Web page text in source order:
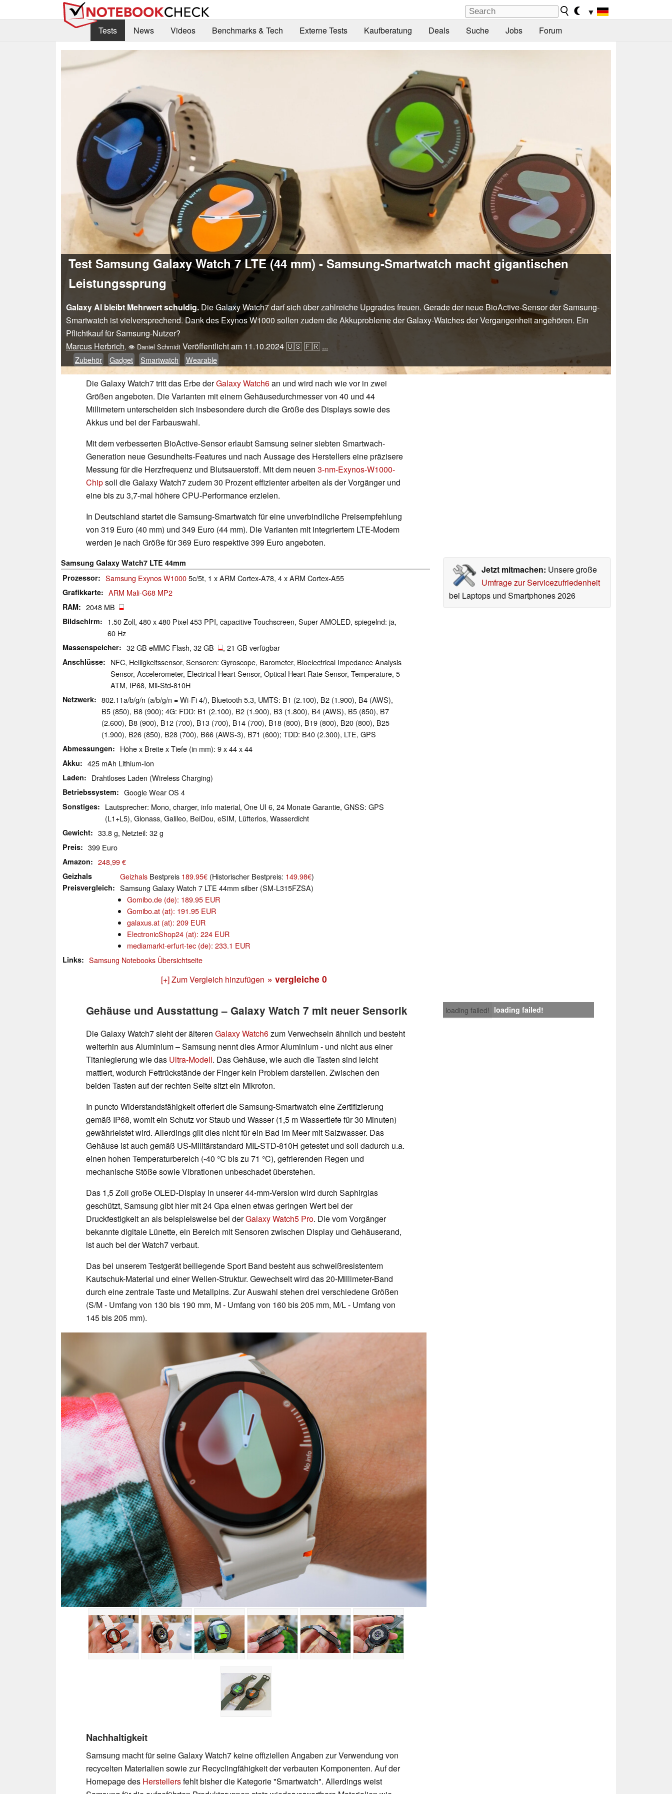
▼
Tests
News Videos Benchmarks & Tech Externe Tests Kaufberatung Deals Suche Jobs Forum
Test Samsung Galaxy Watch 7 LTE (44 mm) - Samsung-Smartwatch macht gigantischen
Leistungssprung
Galaxy AI bleibt Mehrwert schuldig. Die Galaxy Watch7 darf sich über zahlreiche Upgrades freuen. Gerade der neue BioActive-Sensor der Samsung-
Smartwatch ist vielversprechend. Dank des Exynos W1000 sollen zudem die Akkuprobleme der Galaxy-Watches der Vergangenheit angehören. Ein
Pflichtkauf für Samsung-Nutzer?
Marcus Herbrich, 👁 Daniel Schmidt Veröffentlicht am 11.10.2024🇺🇸🇫🇷 ...
Zubehör Gadget Smartwatch Wearable
Die Galaxy Watch7 tritt das Erbe derGalaxy Watch6an und wird nach wie vor in zwei
Größen angeboten. Die Varianten mit einem Gehäusedurchmesser von 40 und 44
Millimetern unterscheiden sich insbesondere durch die Größe des Displays sowie des
Akkus und bei der Farbauswahl.
Mit dem verbesserten BioActive-Sensor erlaubt Samsung seiner siebten Smartwach-
Generation neue Gesundheits-Features und nach Aussage des Herstellers eine präzisere
Messung für die Herzfrequenz und Blutsauerstoff. Mit dem neuen 3-nm-Exynos-W1000-
Chipsoll die Galaxy Watch7 zudem 30 Prozent effizienter arbeiten als der Vorgänger und
eine bis zu 3,7-mal höhere CPU-Performance erzielen.
In Deutschland startet die Samsung-Smartwatch für eine unverbindliche Preisempfehlung
von 319 Euro (40 mm) und 349 Euro (44 mm). Die Varianten mit integriertem LTE-Modem
werden je nach Größe für 369 Euro respektive 399 Euro angeboten.
Jetzt mitmachen: Unsere große
Umfrage zur Servicezufriedenheit
bei Laptops und Smartphones 2026
Samsung Galaxy Watch7 LTE 44mm
Prozessor
Samsung Exynos W10005c/5t, 1 x ARM Cortex-A78, 4 x ARM Cortex-A55
Grafikkarte ARM Mali-G68 MP2
RAM 2048 MB
Bildschirm
1.50 Zoll, 480 x 480 Pixel 453 PPI, capacitive Touchscreen, Super AMOLED, spiegelnd: ja,
60 Hz
Massenspeicher 32 GB eMMC Flash, 32 GB , 21 GB verfügbar
Anschlüsse
NFC, Helligkeitssensor, Sensoren: Gyroscope, Barometer, Bioelectrical Impedance Analysis
Sensor, Accelerometer, Electrical Heart Sensor, Optical Heart Rate Sensor, Temperature, 5
ATM, IP68, Mil-Std-810H
Netzwerk
802.11a/b/g/n (a/b/g/n = Wi-Fi 4/), Bluetooth 5.3, UMTS: B1 (2.100), B2 (1.900), B4 (AWS),
B5 (850), B8 (900); 4G: FDD: B1 (2.100), B2 (1.900), B3 (1.800), B4 (AWS), B5 (850), B7
(2.600), B8 (900), B12 (700), B13 (700), B14 (700), B18 (800), B19 (800), B20 (800), B25
(1.900), B26 (850), B28 (700), B66 (AWS-3), B71 (600); TDD: B40 (2.300), LTE, GPS
Abmessungen Höhe x Breite x Tiefe (in mm): 9 x 44 x 44
Akku 425 mAh Lithium-Ion
Laden Drahtloses Laden (Wireless Charging)
Betriebssystem Google Wear OS 4
Sonstiges
Lautsprecher: Mono, charger, info material, One UI 6, 24 Monate Garantie, GNSS: GPS
(L1+L5), Glonass, Galileo, BeiDou, eSIM, Lüfterlos, Wasserdicht
Gewicht 33.8 g, Netzteil: 32 g
Preis 399 Euro
Amazon 248,99 €
Geizhals
Preisvergleich
Geizhals Bestpreis 189.95€ (Historischer Bestpreis: 149.98€)
Samsung Galaxy Watch 7 LTE 44mm silber (SM-L315FZSA)
Gomibo.de (de): 189.95 EUR
Gomibo.at (at): 191.95 EUR
galaxus.at (at): 209 EUR
ElectronicShop24 (at): 224 EUR
mediamarkt-erfurt-tec (de): 233.1 EUR
Links Samsung Notebooks Übersichtseite
[+] Zum Vergleich hinzufügen » vergleiche 0
loading failed! loading failed!
Gehäuse und Ausstattung – Galaxy Watch 7 mit neuer Sensorik
Die Galaxy Watch7 sieht der älteren Galaxy Watch6zum Verwechseln ähnlich und besteht
weiterhin aus Aluminium – Samsung nennt dies Armor Aluminium - und nicht aus einer
Titanlegierung wie das Ultra-Modell. Das Gehäuse, wie auch die Tasten sind leicht
mattiert, wodurch Fettrückstände der Finger kein Problem darstellen. Zwischen den
beiden Tasten auf der rechten Seite sitzt ein Mikrofon.
In puncto Widerstandsfähigkeit offeriert die Samsung-Smartwatch eine Zertifizierung
gemäß IP68, womit ein Schutz vor Staub und Wasser (1,5 m Wassertiefe für 30 Minuten)
gewährleistet wird. Allerdings gilt dies nicht für ein Bad im Meer mit Salzwasser. Das
Gehäuse ist auch gemäß US-Militärstandard MIL-STD-810H getestet und soll dadurch u.a.
einen hohen Temperaturbereich (-40 °C bis zu 71 °C), gefrierenden Regen und
mechanische Stöße sowie Vibrationen unbeschadet überstehen.
Das 1,5 Zoll große OLED-Display in unserer 44-mm-Version wird durch Saphirglas
geschützt, Samsung gibt hier mit 24 Gpa einen etwas geringen Wert bei der
Druckfestigkeit an als beispielsweise bei derGalaxy Watch5 Pro. Die vom Vorgänger
bekannte digitale Lünette, ein Bereich mit Sensoren zwischen Display und Gehäuserand,
ist auch bei der Watch7 verbaut.
Das bei unserem Testgerät beiliegende Sport Band besteht aus schweißresistentem
Kautschuk-Material und einer Wellen-Struktur. Gewechselt wird das 20-Millimeter-Band
durch eine zentrale Taste und Metallpins. Zur Auswahl stehen drei verschiedene Größen
(S/M - Umfang von 130 bis 190 mm, M - Umfang von 160 bis 205 mm, M/L - Umfang von
145 bis 205 mm).
Nachhaltigkeit
Samsung macht für seine Galaxy Watch7 keine offiziellen Angaben zur Verwendung von
recycelten Materialien sowie zur Recyclingfähigkeit der verbauten Komponenten. Auf der
Homepage des Herstellersfehlt bisher die Kategorie "Smartwatch". Allerdings weist